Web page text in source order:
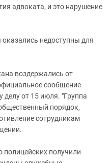
адвоката, и это нарушение
недоступны для
воздержались от
сообщение
от 15 июля. "Группа
порядок,
сотрудникам
получили